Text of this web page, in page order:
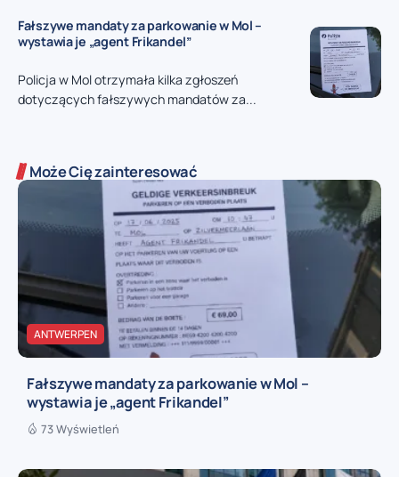
Fałszywe mandaty za parkowanie w Mol –
wystawia je „agent Frikandel”
Policja w Mol otrzymała kilka zgłoszeń
dotyczących fałszywych mandatów za...
Może Cię zainteresować
ANTWERPEN
Fałszywe mandaty za parkowanie w Mol –
wystawia je „agent Frikandel”
73 Wyświetleń